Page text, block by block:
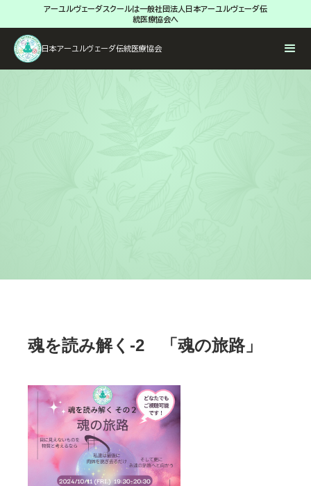
アーユルヴェーダスクールは一般社団法人日本アーユルヴェーダ伝
統医療協会へ
日本アーユルヴェーダ伝統医療協会
魂を読み解く-2 「魂の旅路」